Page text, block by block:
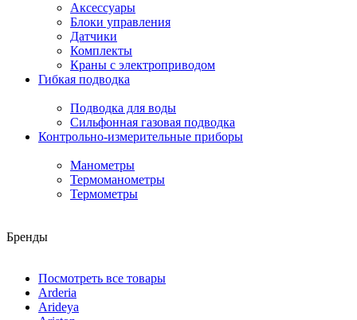
Аксессуары
Блоки управления
Датчики
Комплекты
Краны с электроприводом
Гибкая подводка
Подводка для воды
Сильфонная газовая подводка
Контрольно-измерительные приборы
Манометры
Термоманометры
Термометры
Бренды
Посмотреть все товары
Arderia
Arideya